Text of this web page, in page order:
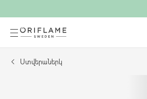
Ստվերաներկ